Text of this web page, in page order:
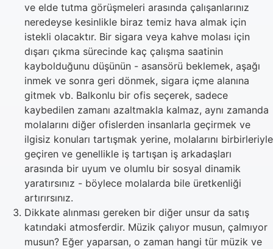
ve elde tutma görüşmeleri arasında çalışanlarınız
neredeyse kesinlikle biraz temiz hava almak için
istekli olacaktır. Bir sigara veya kahve molası için
dışarı çıkma sürecinde kaç çalışma saatinin
kaybolduğunu düşünün - asansörü beklemek, aşağı
inmek ve sonra geri dönmek, sigara içme alanına
gitmek vb. Balkonlu bir ofis seçerek, sadece
kaybedilen zamanı azaltmakla kalmaz, aynı zamanda
molalarını diğer ofislerden insanlarla geçirmek ve
ilgisiz konuları tartışmak yerine, molalarını birbirleriyle
geçiren ve genellikle iş tartışan iş arkadaşları
arasında bir uyum ve olumlu bir sosyal dinamik
yaratırsınız - böylece molalarda bile üretkenliği
artırırsınız.
Dikkate alınması gereken bir diğer unsur da satış
katındaki atmosferdir. Müzik çalıyor musun, çalmıyor
musun? Eğer yaparsan, o zaman hangi tür müzik ve